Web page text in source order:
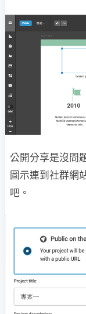
公開分享是沒問
圖示連到社群網
吧。